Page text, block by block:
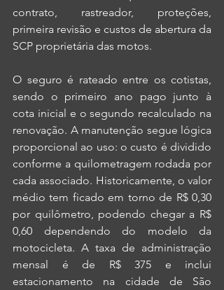
contrato, rastreador, proteções,
primeira revisão e custos de abertura da
SCP proprietária das motos.
O seguro é rateado entre os cotistas,
sendo o primeiro ano pago junto à
cota inicial e o segundo recalculado na
renovação. A manutenção segue lógica
proporcional ao uso: o custo é dividido
conforme a quilometragem rodada por
cada associado. Historicamente, o valor
médio tem ficado em torno de R$ 0,30
por quilômetro, podendo chegar a R$
0,60 dependendo do modelo da
motocicleta. A taxa de administração
mensal é de R$ 375 e inclui
estacionamento na cidade de São